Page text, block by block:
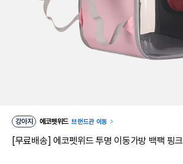
강아지 에코펫위드 브랜드관 이동
[무료배송] 에코펫위드 투명 이동가방 백팩 핑크